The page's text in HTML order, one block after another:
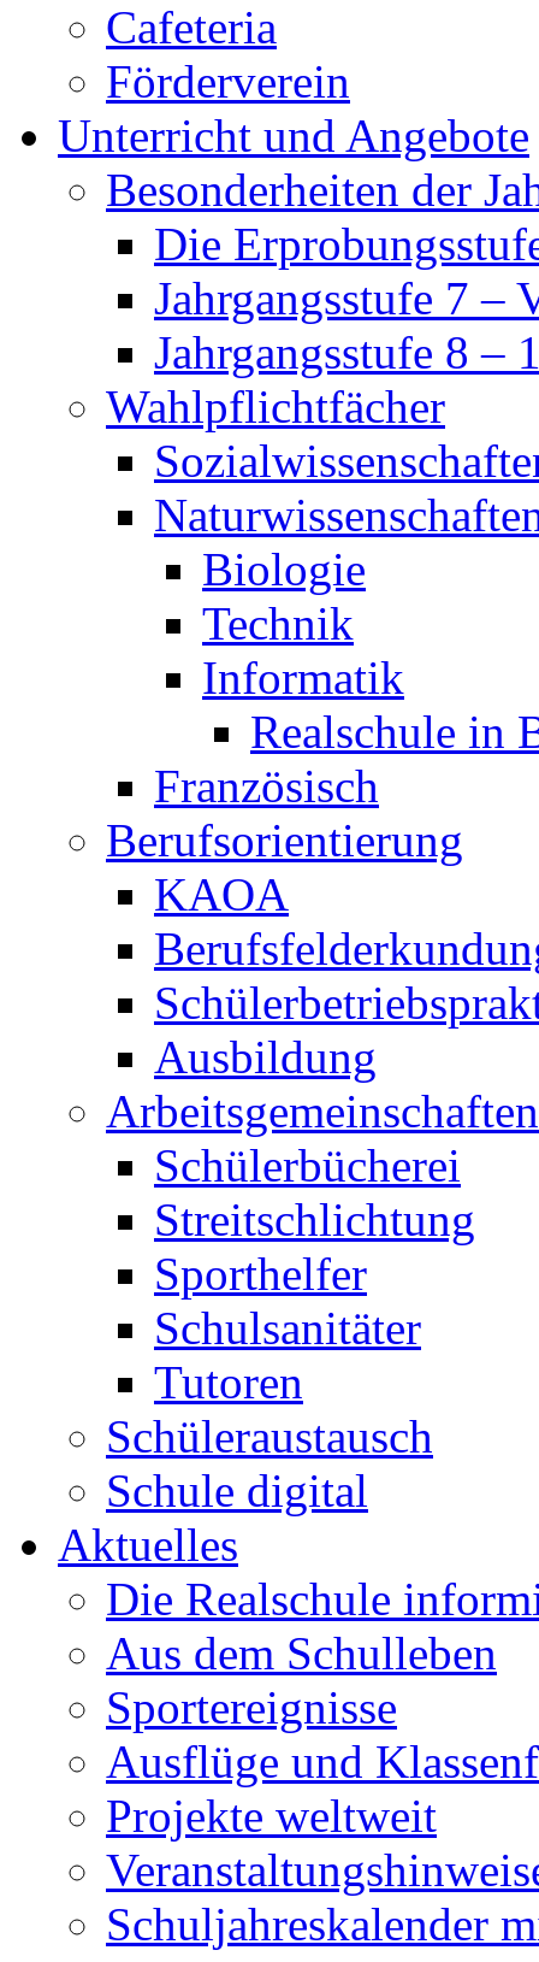
Cafeteria
Förderverein
Unterricht und Angebote
Besonderheiten der
Die
Jahrgangsstufe 7 –
Jahrgangsstufe 8 –
Wahlpflichtfächer
Biologie
Technik
Informatik
Realschule in
Französisch
Berufsorientierung
KAOA
Ausbildung
Arbeitsgemeinschaften
Schülerbücherei
Streitschlichtung
Sporthelfer
Schulsanitäter
Tutoren
Schüleraustausch
Schule digital
Aktuelles
Die Realschule
Aus dem Schulleben
Sportereignisse
Ausflüge und
Projekte weltweit
Schuljahreskalender